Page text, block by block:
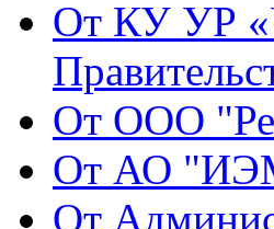
От КУ УР
От ООО
От АО
От